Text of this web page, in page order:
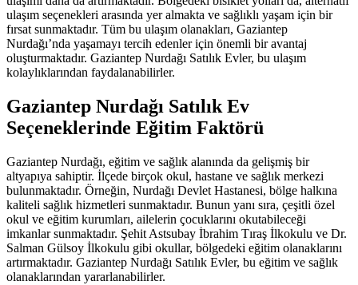
ulaşım seçenekleri arasında yer almakta ve sağlıklı yaşam için bir
fırsat sunmaktadır. Tüm bu ulaşım olanakları, Gaziantep
Nurdağı’nda yaşamayı tercih edenler için önemli bir avantaj
oluşturmaktadır. Gaziantep Nurdağı Satılık Evler, bu ulaşım
kolaylıklarından faydalanabilirler.
Gaziantep Nurdağı Satılık Ev
Seçeneklerinde Eğitim Faktörü
Gaziantep Nurdağı, eğitim ve sağlık alanında da gelişmiş bir
altyapıya sahiptir. İlçede birçok okul, hastane ve sağlık merkezi
bulunmaktadır. Örneğin, Nurdağı Devlet Hastanesi, bölge halkına
kaliteli sağlık hizmetleri sunmaktadır. Bunun yanı sıra, çeşitli özel
okul ve eğitim kurumları, ailelerin çocuklarını okutabileceği
imkanlar sunmaktadır. Şehit Astsubay İbrahim Tıraş İlkokulu ve Dr.
Salman Gülsoy İlkokulu gibi okullar, bölgedeki eğitim olanaklarını
artırmaktadır. Gaziantep Nurdağı Satılık Evler, bu eğitim ve sağlık
olanaklarından yararlanabilirler.